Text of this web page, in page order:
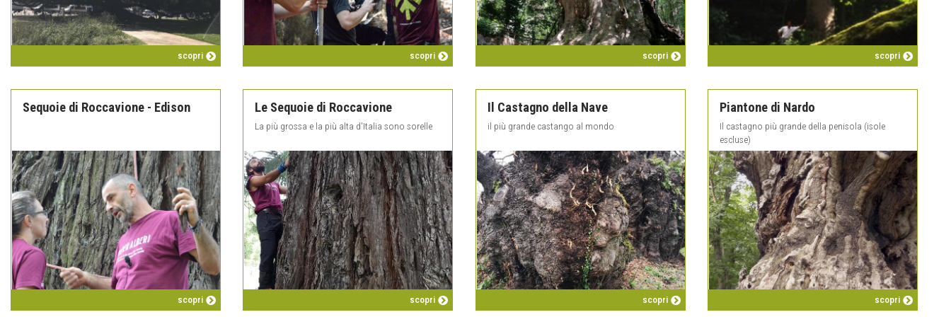
scopri scopri scopri scopri
Sequoie di Roccavione - Edison
scopri
Le Sequoie di Roccavione
La più grossa e la più alta d'Italia sono sorelle
scopri
Il Castagno della Nave
il più grande castango al mondo
scopri
Piantone di Nardo
Il castagno più grande della penisola (isole
escluse)
scopri